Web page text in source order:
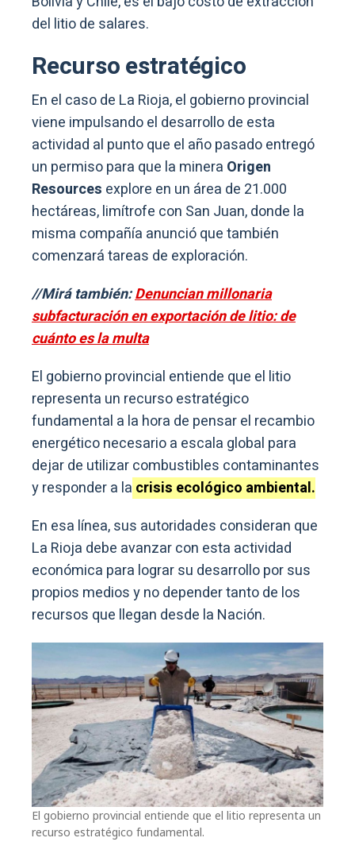
del litio de salares.
Recurso estratégico
En el caso de La Rioja, el gobierno provincial
viene impulsando el desarrollo de esta
actividad al punto que el año pasado entregó
un permiso para que la minera Origen
Resources explore en un área de 21.000
hectáreas, limítrofe con San Juan, donde la
misma compañía anunció que también
comenzará tareas de exploración.
//Mirá también:Denuncian millonaria
subfacturación en exportación de litio: de
cuánto es la multa
El gobierno provincial entiende que el litio
representa un recurso estratégico
fundamental a la hora de pensar el recambio
energético necesario a escala global para
dejar de utilizar combustibles contaminantes
y responder a la crisis ecológico ambiental.
En esa línea, sus autoridades consideran que
La Rioja debe avanzar con esta actividad
económica para lograr su desarrollo por sus
propios medios y no depender tanto de los
recursos que llegan desde la Nación.
El gobierno provincial entiende que el litio representa un
recurso estratégico fundamental.